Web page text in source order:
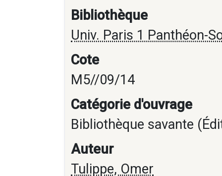
Bibliothèque
Univ. Paris 1 Panthéon-
Cote
M5//09/14
Catégorie d'ouvrage
Bibliothèque savante
Auteur
Tulippe, Omer